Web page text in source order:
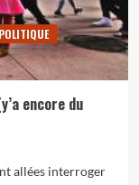
encore du
allées interroger